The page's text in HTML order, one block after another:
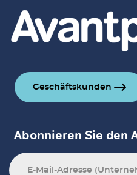
Geschäftskunden
Abonnieren Sie den